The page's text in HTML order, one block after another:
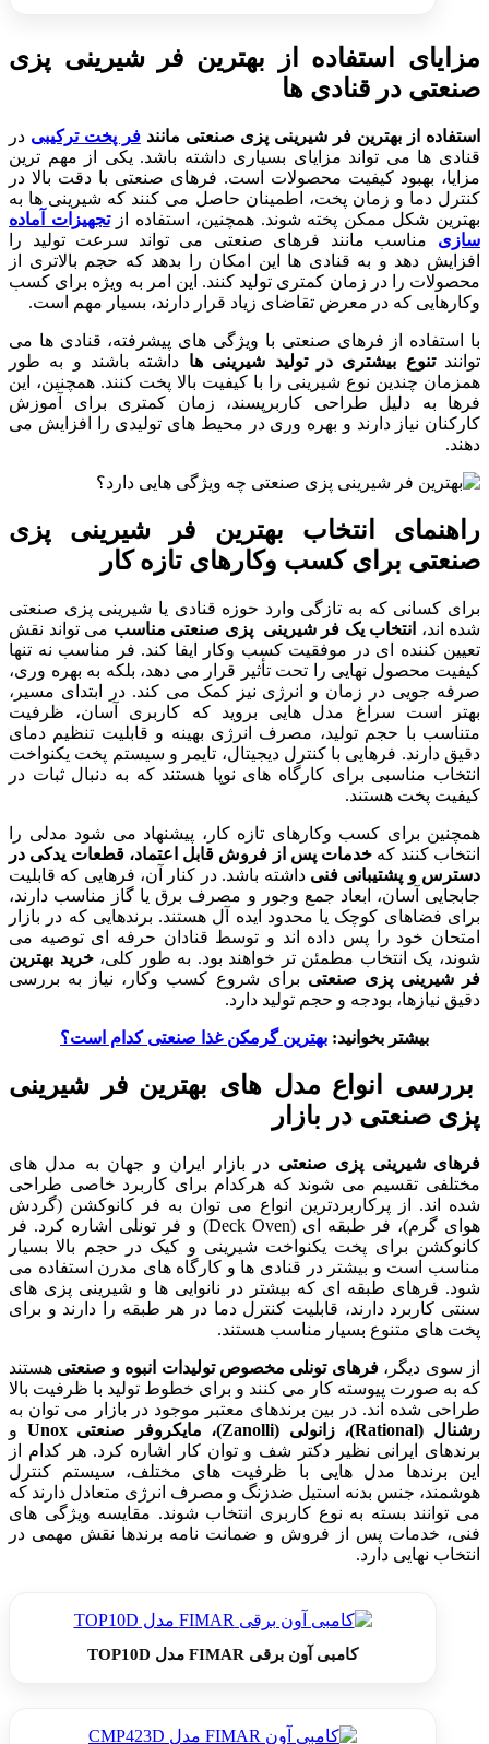
مزایای استفاده از بهترین فر شیرینی پزی
صنعتی در قنادی ها
استفاده از بهترین فر شیرینی پزی صنعتی مانند فر پخت ترکیبی در
قنادی ها می تواند مزایای بسیاری داشته باشد. یکی از مهم ترین
مزایا، بهبود کیفیت محصولات است. فرهای صنعتی با دقت بالا در
کنترل دما و زمان پخت، اطمینان حاصل می کنند که شیرینی ها به
بهترین شکل ممکن پخته شوند. همچنین، استفاده ازتجهیزات آماده
سازی مناسب مانند فرهای صنعتی می تواند سرعت تولید را
افزایش دهد و به قنادی ها این امکان را بدهد که حجم بالاتری از
محصولات را در زمان کمتری تولید کنند. این امر به ویژه برای کسب
وکارهایی که در معرض تقاضای زیاد قرار دارند، بسیار مهم است.
با استفاده از فرهای صنعتی با ویژگی های پیشرفته، قنادی ها می
توانندتنوع بیشتری در تولید شیرینی ها داشته باشند و به طور
همزمان چندین نوع شیرینی را با کیفیت بالا پخت کنند. همچنین، این
فرها به دلیل طراحی کاربرپسند، زمان کمتری برای آموزش
کارکنان نیاز دارند و بهره وری در محیط های تولیدی را افزایش می
دهند.
راهنمای انتخاب بهترین فر شیرینی پزی
صنعتی برای کسب وکارهای تازه کار
برای کسانی که به تازگی وارد حوزه قنادی یا شیرینی پزی صنعتی
شده اند، انتخاب یک فر شیرینی پزی صنعتی مناسب می تواند نقش
تعیین کننده ای در موفقیت کسب وکار ایفا کند. فر مناسب نه تنها
کیفیت محصول نهایی را تحت تأثیر قرار می دهد، بلکه به بهره وری،
صرفه جویی در زمان و انرژی نیز کمک می کند. در ابتدای مسیر،
بهتر است سراغ مدل هایی بروید که کاربری آسان، ظرفیت
متناسب با حجم تولید، مصرف انرژی بهینه و قابلیت تنظیم دمای
دقیق دارند. فرهایی با کنترل دیجیتال، تایمر و سیستم پخت یکنواخت
انتخاب مناسبی برای کارگاه های نوپا هستند که به دنبال ثبات در
کیفیت پخت هستند.
همچنین برای کسب وکارهای تازه کار، پیشنهاد می شود مدلی را
انتخاب کنند که خدمات پس از فروش قابل اعتماد، قطعات یدکی در
دسترس و پشتیبانی فنی داشته باشد. در کنار آن، فرهایی که قابلیت
جابجایی آسان، ابعاد جمع وجور و مصرف برق یا گاز مناسب دارند،
برای فضاهای کوچک یا محدود ایده آل هستند. برندهایی که در بازار
امتحان خود را پس داده اند و توسط قنادان حرفه ای توصیه می
شوند، یک انتخاب مطمئن تر خواهند بود. به طور کلی،خرید بهترین
فر شیرینی پزی صنعتی برای شروع کسب وکار، نیاز به بررسی
دقیق نیازها، بودجه و حجم تولید دارد.
بیشتر بخوانید: بهترین گرمکن غذا صنعتی کدام است؟
بررسی انواع مدل های بهترین فر شیرینی
پزی صنعتی در بازار
فرهای شیرینی پزی صنعتی در بازار ایران و جهان به مدل های
مختلفی تقسیم می شوند که هرکدام برای کاربرد خاصی طراحی
شده اند. از پرکاربردترین انواع می توان به فر کانوکشن (گردش
هوای گرم)، فر طبقه ای (Deck Oven) و فر تونلی اشاره کرد. فر
کانوکشن برای پخت یکنواخت شیرینی و کیک در حجم بالا بسیار
مناسب است و بیشتر در قنادی ها و کارگاه های مدرن استفاده می
شود. فرهای طبقه ای که بیشتر در نانوایی ها و شیرینی پزی های
سنتی کاربرد دارند، قابلیت کنترل دما در هر طبقه را دارند و برای
پخت های متنوع بسیار مناسب هستند.
از سوی دیگر،فرهای تونلی مخصوص تولیدات انبوه و صنعتی هستند
که به صورت پیوسته کار می کنند و برای خطوط تولید با ظرفیت بالا
طراحی شده اند. در بین برندهای معتبر موجود در بازار می توان به
رشنال (Rational)، زانولی (Zanolli)، مایکروفر صنعتی Unox
و
برندهای ایرانی نظیر دکتر شف و توان کار اشاره کرد. هر کدام از
این برندها مدل هایی با ظرفیت های مختلف، سیستم کنترل
هوشمند، جنس بدنه استیل ضدزنگ و مصرف انرژی متعادل دارند که
می توانند بسته به نوع کاربری انتخاب شوند. مقایسه ویژگی های
فنی، خدمات پس از فروش و ضمانت نامه برندها نقش مهمی در
انتخاب نهایی دارد.
کامبی آون برقی FIMAR مدل TOP10D